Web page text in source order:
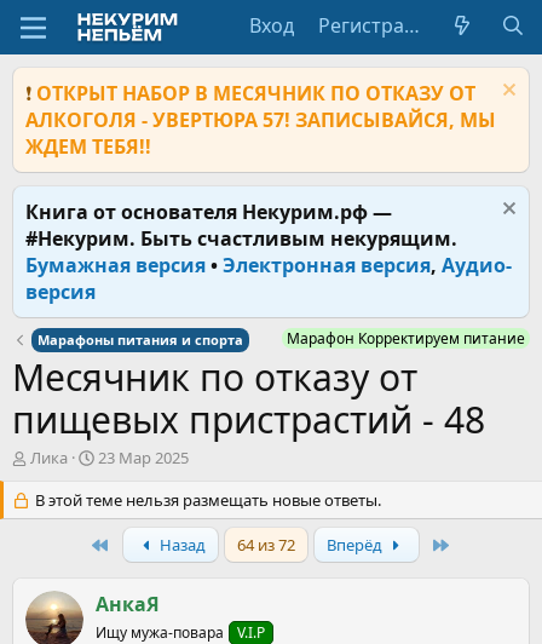
Вход Регистрация
❗ ОТКРЫТ НАБОР В МЕСЯЧНИК ПО ОТКАЗУ ОТ
АЛКОГОЛЯ - УВЕРТЮРА 57! ЗАПИСЫВАЙСЯ, МЫ
ЖДЕМ ТЕБЯ!!
Книга от основателя Некурим.рф —
#Некурим. Быть счастливым некурящим.
Бумажная версия•Электронная версия, Аудио-
версия
Марафоны питания и спорта Марафон Корректируем питание
Месячник по отказу от
пищевых пристрастий - 48
А
о
м
ы
Ликa
Д
т
а
н
а
л
23 Мар 2025
В этой теме нельзя размещать новые ответы.
Назад 64 из 72 Вперёд
АнкаЯ
Ищу мужа-повара V.I.P